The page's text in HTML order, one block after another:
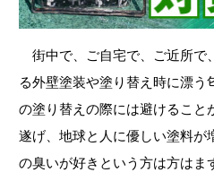
街中で、ご自宅で、ご近所で
る外壁塗装や塗り替え時に漂
の塗り替えの際には避けること
遂げ、地球と人に優しい塗料が
の臭いが好きという方は方はま